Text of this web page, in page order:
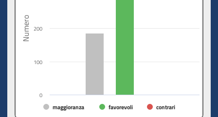
Numero
maggioranza favorevoli contrari
0
100
200